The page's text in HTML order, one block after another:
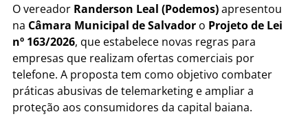
O vereador Randerson Leal (Podemos)apresentou
na Câmara Municipal de Salvador o Projeto de Lei
nº 163/2026, que estabelece novas regras para
empresas que realizam ofertas comerciais por
telefone. A proposta tem como objetivo combater
práticas abusivas de telemarketing e ampliar a
proteção aos consumidores da capital baiana.